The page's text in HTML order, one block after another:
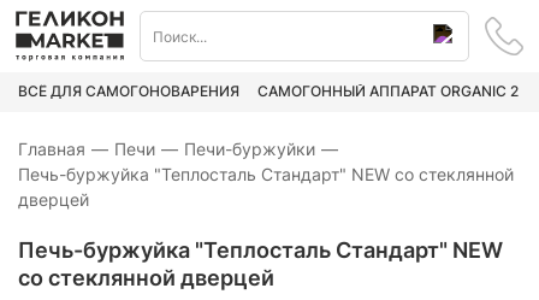
ВСЁ ДЛЯ САМОГОНОВАРЕНИЯ САМОГОННЫЙ АППАРАТ ORGANIC 2
Главная — Печи — Печи-буржуйки —
Печь-буржуйка "Теплосталь Стандарт" NEW со стеклянной
дверцей
Печь-буржуйка "Теплосталь Стандарт" NEW
со стеклянной дверцей